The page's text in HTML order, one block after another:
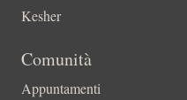
Kesher
Comunità
Appuntamenti